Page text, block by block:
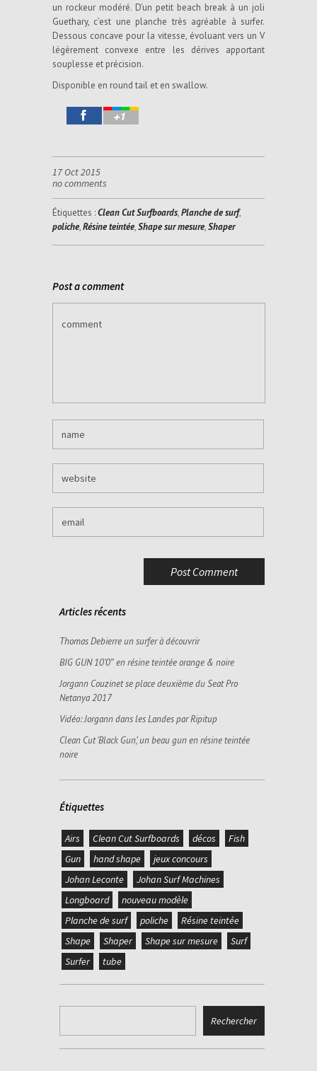
un rockeur modéré. D’un petit beach break à un joli
Guethary, c’est une planche très agréable à surfer.
Dessous concave pour la vitesse, évoluant vers un V
légèrement convexe entre les dérives apportant
souplesse et précision.
Disponible en round tail et en swallow.
17 Oct 2015
no comments
Étiquettes :Clean Cut Surfboards,Planche de surf,
poliche,Résine teintée,Shape sur mesure,Shaper
Post a comment
Articles récents
Thomas Debierre un surfer à découvrir
BIG GUN 10’0″ en résine teintée orange & noire
Jorgann Couzinet se place deuxième du Seat Pro
Netanya 2017
Vidéo: Jorgann dans les Landes par Ripitup
Clean Cut ‘Black Gun’, un beau gun en résine teintée
noire
Étiquettes
Airs Clean Cut Surfboards décos
Fish
Gun
hand shape
jeux concours
Johan Leconte
Johan Surf Machines
Longboard
nouveau modèle
Planche de surf
poliche
Résine teintée
Shape
Shaper Shape sur mesure
Surf
Surfer
tube